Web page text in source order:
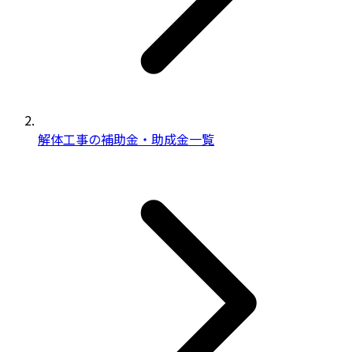
解体工事の補助金・助成金一覧